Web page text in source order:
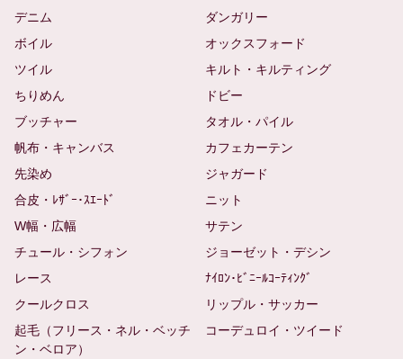
デニム
ダンガリー
ボイル
オックスフォード
ツイル
キルト・キルティング
ちりめん
ドビー
ブッチャー
タオル・パイル
帆布・キャンバス
カフェカーテン
先染め
ジャガード
合皮・ﾚｻﾞｰ･ｽｴｰﾄﾞ
ニット
W幅・広幅
サテン
チュール・シフォン
ジョーゼット・デシン
レース
ﾅｲﾛﾝ･ﾋﾞﾆｰﾙｺｰﾃｨﾝｸﾞ
クールクロス
リップル・サッカー
起毛（フリース・ネル・ベッチ
ン・ベロア）
コーデュロイ・ツイード